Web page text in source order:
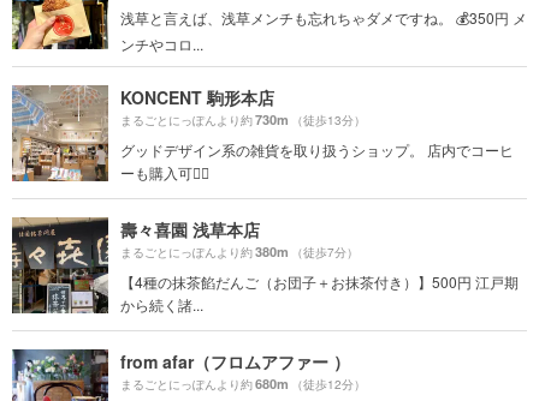
浅草と言えば、浅草メンチも忘れちゃダメですね。 💰350円 メ
ンチやコロ...
KONCENT 駒形本店
まるごとにっぽんより約730m （徒歩13分）
グッドデザイン系の雑貨を取り扱うショップ。 店内でコーヒ
ーも購入可🙆‍♀️
壽々喜園 浅草本店
まるごとにっぽんより約380m （徒歩7分）
【4種の抹茶餡だんご（お団子＋お抹茶付き）】500円 江戸期
から続く諸...
from afar（フロムアファー ）
まるごとにっぽんより約680m （徒歩12分）